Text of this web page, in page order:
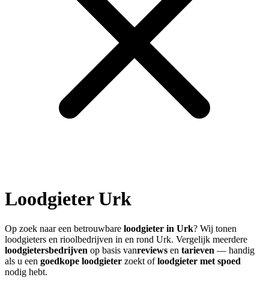
LoodgieterUrk
Op zoek naar een betrouwbare loodgieter in Urk? Wij tonen
loodgieters en rioolbedrijven in en rond Urk. Vergelijk meerdere
loodgietersbedrijven op basis vanreviews en tarieven — handig
als u een goedkope loodgieter zoekt ofloodgieter met spoed
nodig hebt.